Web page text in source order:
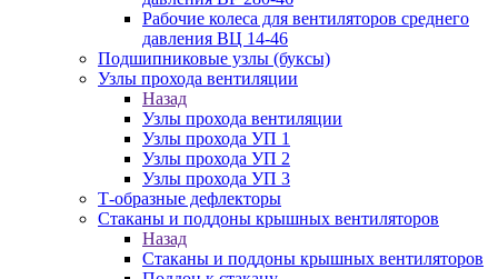
Рабочие колеса для вентиляторов среднего
давления ВЦ 14-46
Подшипниковые узлы (буксы)
Узлы прохода вентиляции
Назад
Узлы прохода вентиляции
Узлы прохода УП 1
Узлы прохода УП 2
Узлы прохода УП 3
Т-образные дефлекторы
Стаканы и поддоны крышных вентиляторов
Назад
Стаканы и поддоны крышных вентиляторов